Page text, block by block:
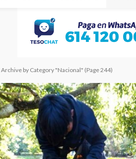
Archive by Category "Nacional" (Page 244)